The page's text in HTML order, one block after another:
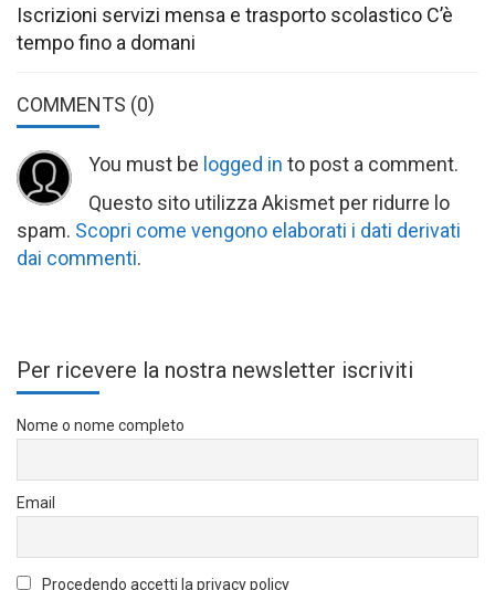
Iscrizioni servizi mensa e trasporto scolastico C’è
tempo fino a domani
COMMENTS (0)
You must be logged in to post a comment.
Questo sito utilizza Akismet per ridurre lo
spam. Scopri come vengono elaborati i dati derivati
dai commenti.
Per ricevere la nostra newsletter iscriviti
Nome o nome completo
Email
Procedendo accetti la privacy policy